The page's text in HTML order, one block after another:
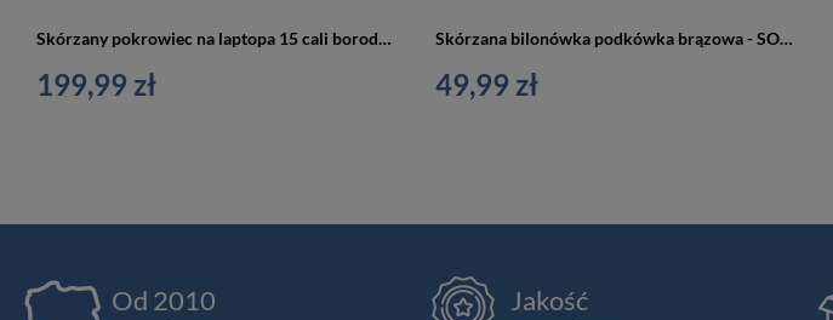
Skórzany pokrowiec na laptopa 15 cali borodwy - Solier SA24A
199,99 zł
Skórzana bilonówka podkówka brązowa - SOLIER SA10
49,99 zł
Od 2010
Jakość